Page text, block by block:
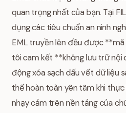
quan trọng nhất của bạn. Tại
dụng các tiêu chuẩn an ninh
EML truyền lên đều được **mã
tôi cam kết **không lưu trữ nội
động xóa sạch dấu vết dữ liệu
thể hoàn toàn yên tâm khi
nhạy cảm trên nền tảng của